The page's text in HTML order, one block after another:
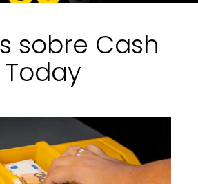
sobre Cash
Today